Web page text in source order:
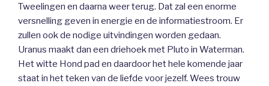
Tweelingen en daarna weer terug. Dat zal een enorme
versnelling geven in energie en de informatiestroom. Er
zullen ook de nodige uitvindingen worden gedaan.
Uranus maakt dan een driehoek met Pluto in Waterman.
Het witte Hond pad en daardoor het hele komende jaar
staat in het teken van de liefde voor jezelf. Wees trouw